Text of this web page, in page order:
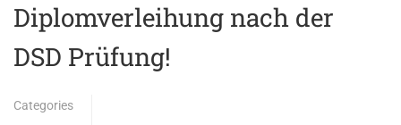
Diplomverleihung nach der
DSD Prüfung!
Categories